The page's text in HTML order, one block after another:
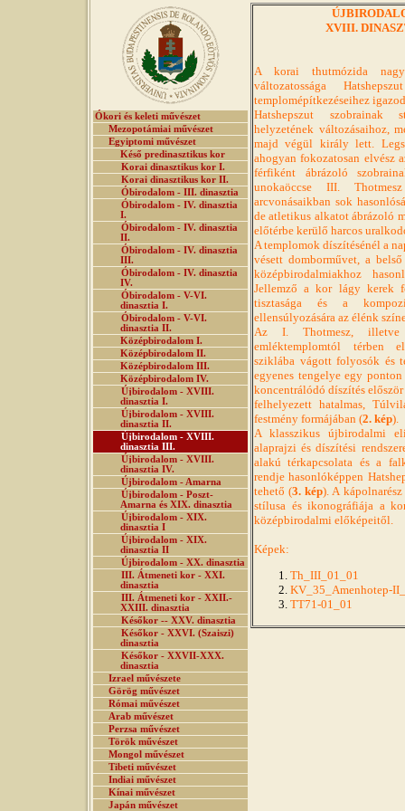
Ókori és keleti művészet
Mezopotámiai művészet
Egyiptomi művészet
Késő predinasztikus kor
Korai dinasztikus kor I.
Korai dinasztikus kor II.
Óbirodalom - III. dinasztia
Óbirodalom - IV. dinasztia
I.
Óbirodalom - IV. dinasztia
II.
Óbirodalom - IV. dinasztia
III.
Óbirodalom - IV. dinasztia
IV.
Óbirodalom - V-VI.
dinasztia I.
Óbirodalom - V-VI.
dinasztia II.
Középbirodalom I.
Középbirodalom II.
Középbirodalom III.
Középbirodalom IV.
Újbirodalom - XVIII.
dinasztia I.
Újbirodalom - XVIII.
dinasztia II.
Újbirodalom - XVIII.
dinasztia III.
Újbirodalom - XVIII.
dinasztia IV.
Újbirodalom - Amarna
Újbirodalom - Poszt-
Amarna és XIX. dinasztia
Újbirodalom - XIX.
dinasztia I
Újbirodalom - XIX.
dinasztia II
Újbirodalom - XX. dinasztia
III. Átmeneti kor - XXI.
dinasztia
III. Átmeneti kor - XXII.-
XXIII. dinasztia
Későkor -- XXV. dinasztia
Későkor - XXVI. (Szaiszi)
dinasztia
Későkor - XXVII-XXX.
dinasztia
Izrael művészete
Görög művészet
Római művészet
Arab művészet
Perzsa művészet
Török művészet
Mongol művészet
Tibeti művészet
Indiai művészet
Kínai művészet
Japán művészet
XVIII.
A korai thutmózida
változatossága
templomépítkezéseihez
Hatshepszut szobrainak
helyzetének változásaihoz,
majd végül király lett.
ahogyan fokozatosan elvész
férfiként ábrázoló
unokaöccse III.
arcvonásaikban sok
de atletikus alkatot ábrázoló
előtérbe kerülő harcos
A templomok díszítésénél a
vésett domborművet, a
középbirodalmiakhoz
Jellemző a kor lágy kerek
tisztasága és a
ellensúlyozására az élénk
Az I. Thotmesz,
emléktemplomtól térben
sziklába vágott folyosók és
egyenes tengelye egy
koncentrálódó díszítés
felhelyezett hatalmas,
festmény formájában (2. kép).
A klasszikus újbirodalmi
alaprajzi és díszítési
alakú térkapcsolata és a
rendje hasonlóképpen
tehető (3. kép). A
stílusa és ikonográfiája a
középbirodalmi előképeitől.
Képek:
Th_III_01_01
KV_35_Amenhotep-
TT71-01_01